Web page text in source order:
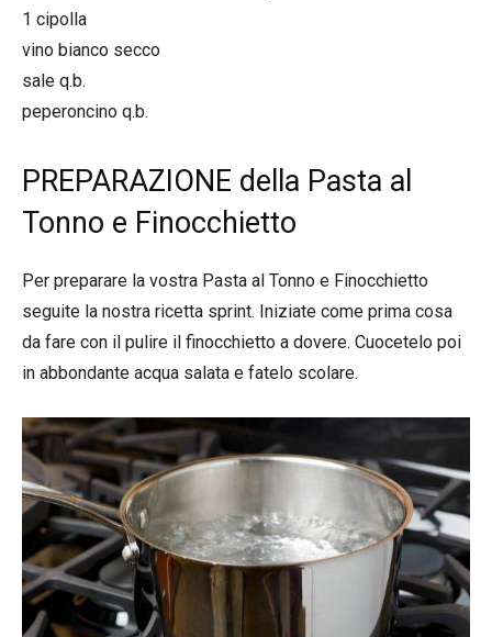
1 cipolla
vino bianco secco
sale q.b.
peperoncino q.b.
PREPARAZIONE della Pasta al
Tonno e Finocchietto
Per preparare la vostra Pasta al Tonno e Finocchietto
seguite la nostra ricetta sprint. Iniziate come prima cosa
da fare con il pulire il finocchietto a dovere. Cuocetelo poi
in abbondante acqua salata e fatelo scolare.